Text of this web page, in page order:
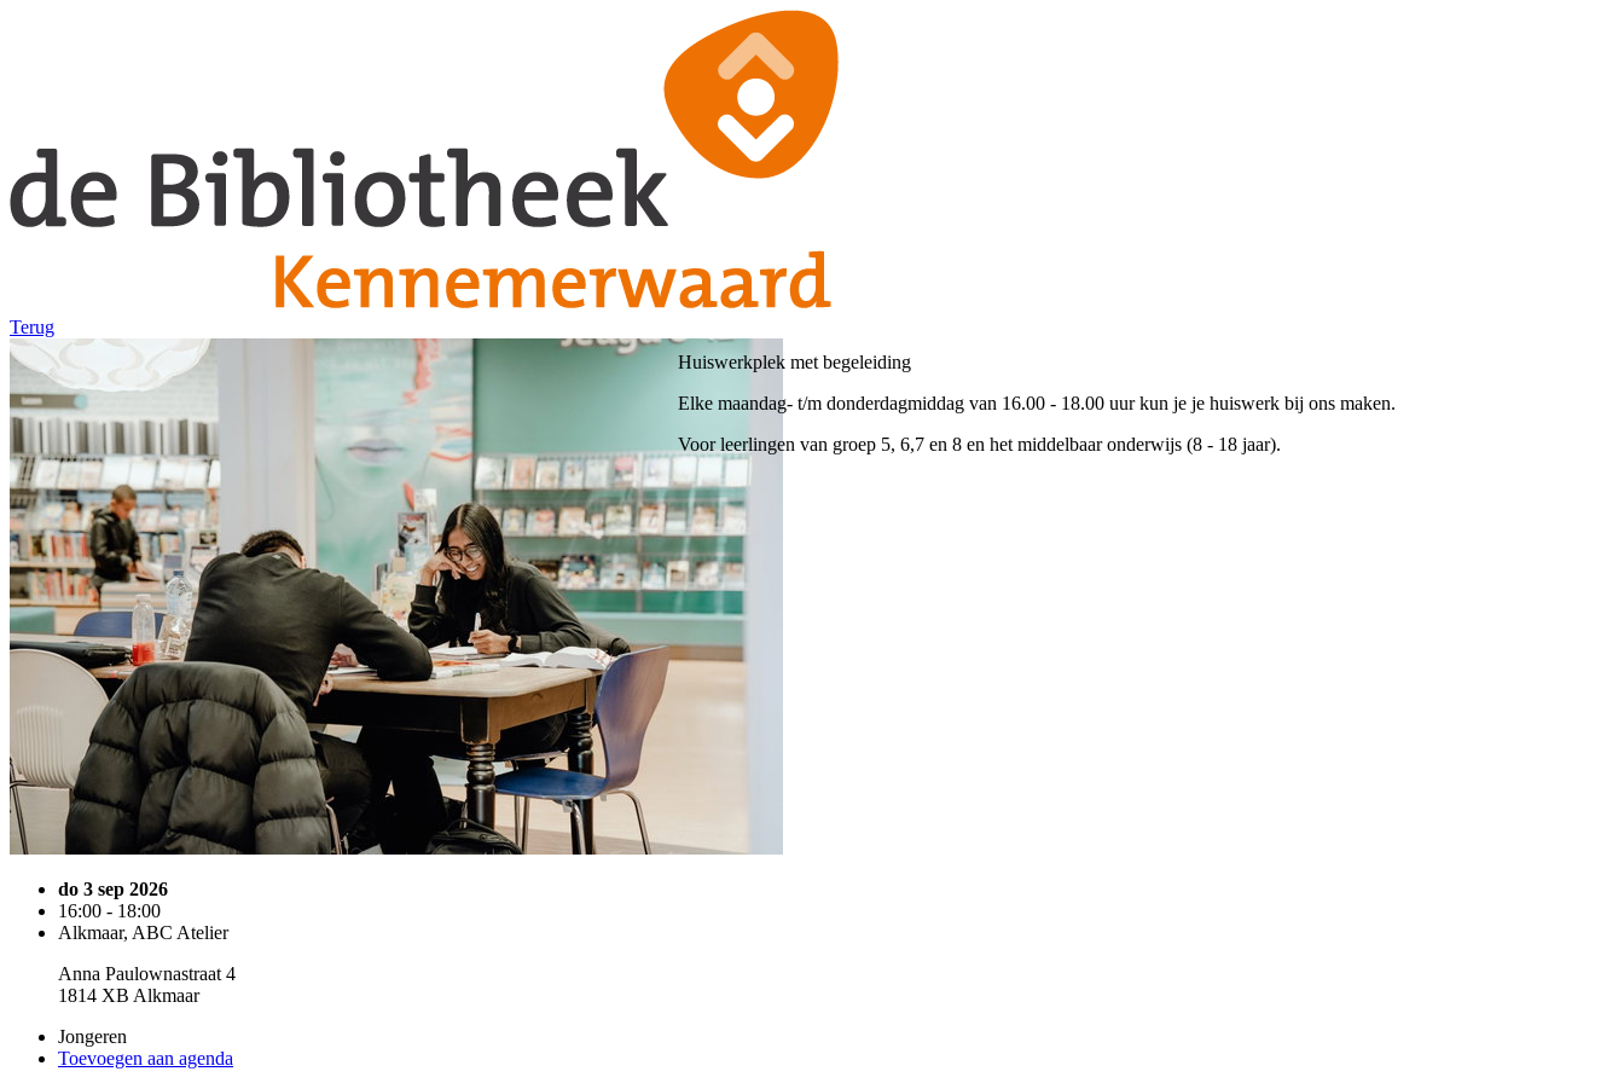
Terug
do 3 sep 2026
16:00 - 18:00
Alkmaar, ABC Atelier
Anna Paulownastraat 4
1814 XB Alkmaar
Jongeren
Toevoegen aan agenda
Huiswerkplek met begeleiding
Elke maandag- t/m donderdagmiddag van 16.00 - 18.00 uur kun je je huiswerk bij ons maken.
Voor leerlingen van groep 5, 6,7 en 8 en het middelbaar onderwijs (8 - 18 jaar).